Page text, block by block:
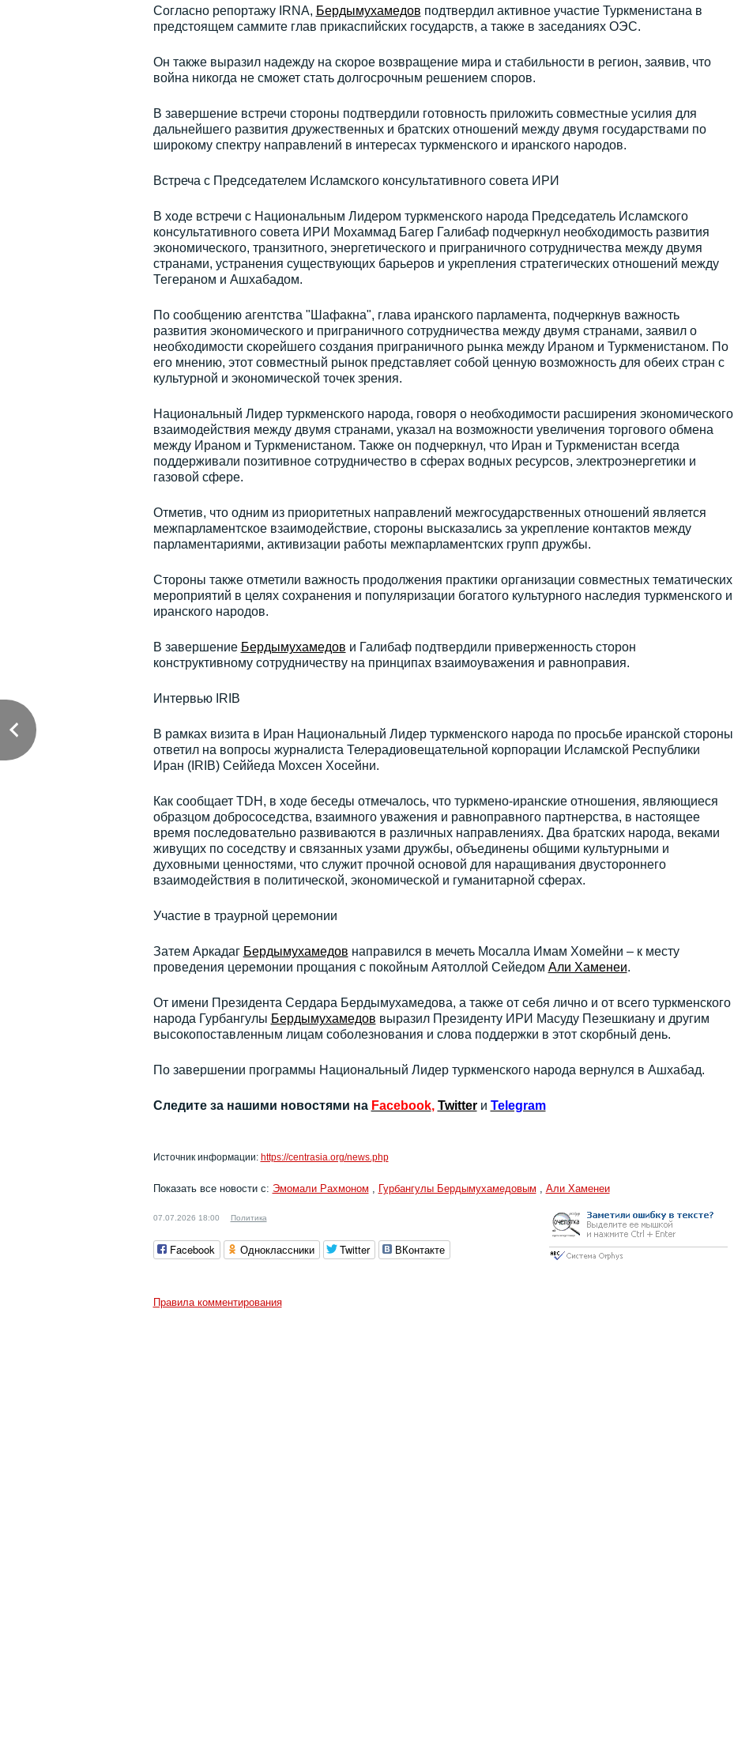
Согласно репортажу IRNA, Бердымухамедов подтвердил активное участие Туркменистана в
предстоящем саммите глав прикаспийских государств, а также в заседаниях ОЭС.
Он также выразил надежду на скорое возвращение мира и стабильности в регион, заявив, что
война никогда не сможет стать долгосрочным решением споров.
В завершение встречи стороны подтвердили готовность приложить совместные усилия для
дальнейшего развития дружественных и братских отношений между двумя государствами по
широкому спектру направлений в интересах туркменского и иранского народов.
Встреча с Председателем Исламского консультативного совета ИРИ
В ходе встречи с Национальным Лидером туркменского народа Председатель Исламского
консультативного совета ИРИ Мохаммад Багер Галибаф подчеркнул необходимость развития
экономического, транзитного, энергетического и приграничного сотрудничества между двумя
странами, устранения существующих барьеров и укрепления стратегических отношений между
Тегераном и Ашхабадом.
По сообщению агентства "Шафакна", глава иранского парламента, подчеркнув важность
развития экономического и приграничного сотрудничества между двумя странами, заявил о
необходимости скорейшего создания приграничного рынка между Ираном и Туркменистаном. По
его мнению, этот совместный рынок представляет собой ценную возможность для обеих стран с
культурной и экономической точек зрения.
Национальный Лидер туркменского народа, говоря о необходимости расширения экономического
взаимодействия между двумя странами, указал на возможности увеличения торгового обмена
между Ираном и Туркменистаном. Также он подчеркнул, что Иран и Туркменистан всегда
поддерживали позитивное сотрудничество в сферах водных ресурсов, электроэнергетики и
газовой сфере.
Отметив, что одним из приоритетных направлений межгосударственных отношений является
межпарламентское взаимодействие, стороны высказались за укрепление контактов между
парламентариями, активизации работы межпарламентских групп дружбы.
Стороны также отметили важность продолжения практики организации совместных тематических
мероприятий в целях сохранения и популяризации богатого культурного наследия туркменского и
иранского народов.
В завершение Бердымухамедов и Галибаф подтвердили приверженность сторон
конструктивному сотрудничеству на принципах взаимоуважения и равноправия.
Интервью IRIB
В рамках визита в Иран Национальный Лидер туркменского народа по просьбе иранской стороны
ответил на вопросы журналиста Телерадиовещательной корпорации Исламской Республики
Иран (IRIB) Сеййеда Мохсен Хосейни.
Как сообщает TDH, в ходе беседы отмечалось, что туркмено-иранские отношения, являющиеся
образцом добрососедства, взаимного уважения и равноправного партнерства, в настоящее
время последовательно развиваются в различных направлениях. Два братских народа, веками
живущих по соседству и связанных узами дружбы, объединены общими культурными и
духовными ценностями, что служит прочной основой для наращивания двустороннего
взаимодействия в политической, экономической и гуманитарной сферах.
Участие в траурной церемонии
Затем Аркадаг Бердымухамедов направился в мечеть Мосалла Имам Хомейни – к месту
проведения церемонии прощания с покойным Аятоллой Сейедом Али Хаменеи.
От имени Президента Сердара Бердымухамедова, а также от себя лично и от всего туркменского
народа Гурбангулы Бердымухамедов выразил Президенту ИРИ Масуду Пезешкиану и другим
высокопоставленным лицам соболезнования и слова поддержки в этот скорбный день.
По завершении программы Национальный Лидер туркменского народа вернулся в Ашхабад.
Следите за нашими новостями на Facebook, Twitter и Telegram
Источник информации: https://centrasia.org/news.php
Показать все новости с: Эмомали Рахмоном , Гурбангулы Бердымухамедовым , Али Хаменеи
07.07.2026 18:00 Политика
Facebook Одноклассники Twitter ВКонтакте
Правила комментирования